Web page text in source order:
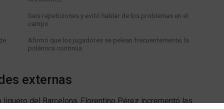
Seis repeticiones y evitó hablar de los problemas en el
campo.
Afirmó que los jugadores se pelean frecuentemente; la
polémica continúa.
externas
del Barcelona, Florentino Pérez incrementó las